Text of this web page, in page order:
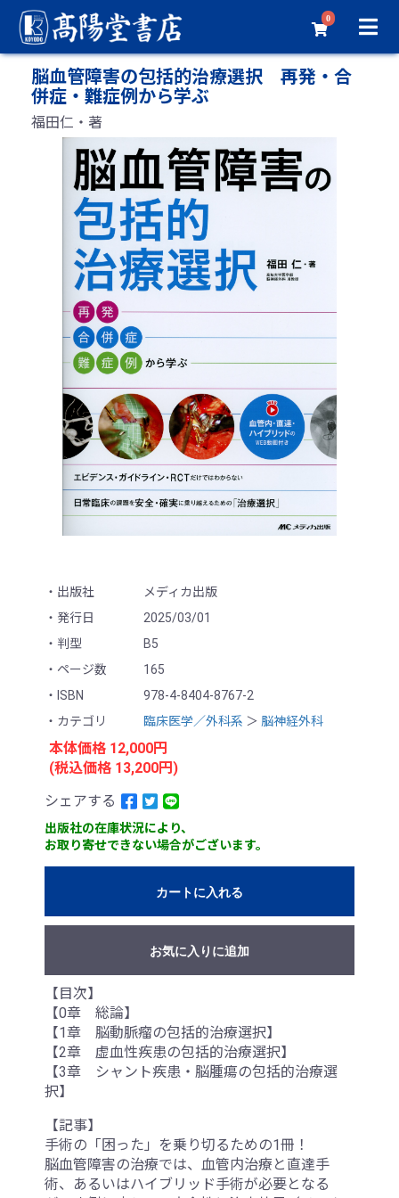
0
脳血管障害の包括的治療選択 再発・合
併症・難症例から学ぶ
福田仁・著
出版社
メディカ出版
発行日
2025/03/01
判型
B5
ページ数
165
ISBN
978-4-8404-8767-2
カテゴリ
臨床医学／外科系 ＞ 脳神経外科
本体価格 12,000円
(税込価格 13,200円)
シェアする
出版社の在庫状況により、
お取り寄せできない場合がございます。
カートに入れる
お気に入りに追加
【目次】
【0章 総論】
【1章 脳動脈瘤の包括的治療選択】
【2章 虚血性疾患の包括的治療選択】
【3章 シャント疾患・脳腫瘍の包括的治療選
択】
【記事】
手術の「困った」を乗り切るための1冊！
脳血管障害の治療では、血管内治療と直達手
術、あるいはハイブリッド手術が必要となる